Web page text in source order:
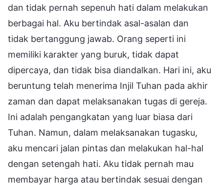
dan tidak pernah sepenuh hati dalam melakukan
berbagai hal. Aku bertindak asal-asalan dan
tidak bertanggung jawab. Orang seperti ini
memiliki karakter yang buruk, tidak dapat
dipercaya, dan tidak bisa diandalkan. Hari ini, aku
beruntung telah menerima Injil Tuhan pada akhir
zaman dan dapat melaksanakan tugas di gereja.
Ini adalah pengangkatan yang luar biasa dari
Tuhan. Namun, dalam melaksanakan tugasku,
aku mencari jalan pintas dan melakukan hal-hal
dengan setengah hati. Aku tidak pernah mau
membayar harga atau bertindak sesuai dengan